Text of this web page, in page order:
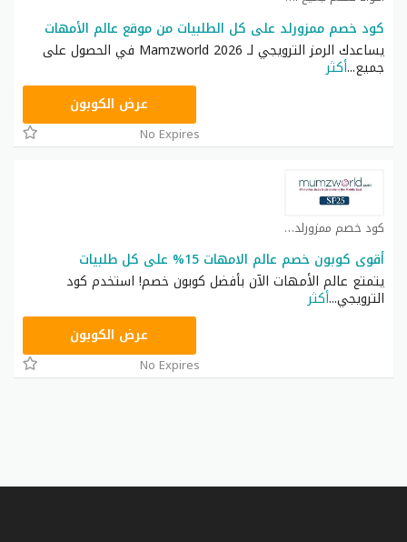
كود خصم ممزورلد على كل الطلبيات من موقع عالم الأمهات
يساعدك الرمز الترويجي لـ Mamzworld 2026 في الحصول على
جميع...أكثر
AN118عرض الكوبون
No Expires
كود خصم ممزورلد كوبون
أقوى كوبون خصم عالم الامهات 15% على كل طلبيات
يتمتع عالم الأمهات الآن بأفضل كوبون خصم! استخدم كود
الترويجي...أكثر
عرض الكوبون
No Expires